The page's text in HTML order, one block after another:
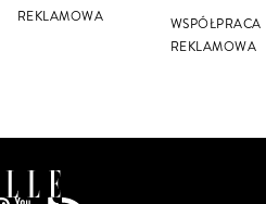
REKLAMOWA
WSPÓŁPRACA
REKLAMOWA